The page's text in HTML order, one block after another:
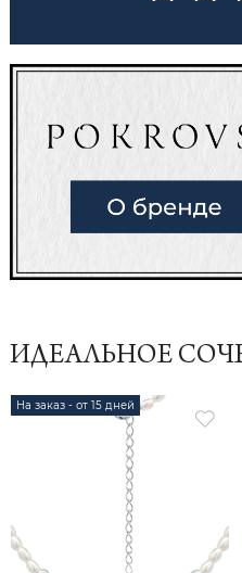
ИДЕАЛЬНОЕ
На заказ - от 15 дней